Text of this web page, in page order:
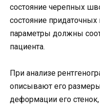
состояние черепных
состояние придаточных
параметры должны
пациента.
При анализе
описывают его
деформации его